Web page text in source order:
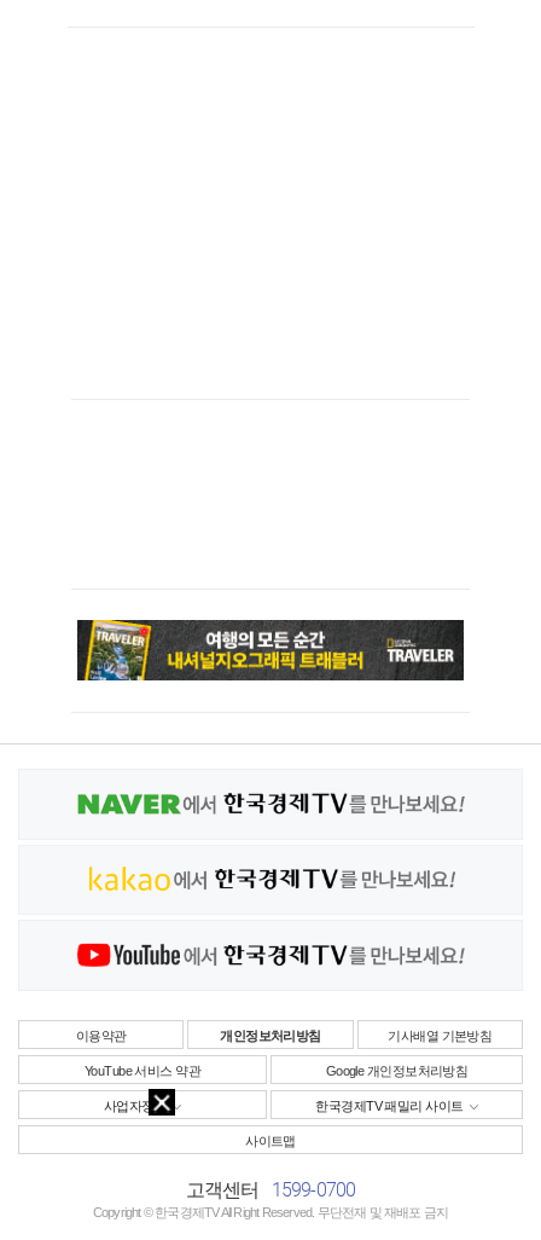
이용약관 개인정보처리방침 기사배열 기본방침
YouTube 서비스 약관 Google 개인정보처리방침
사업자정보 한국경제TV 패밀리 사이트
사이트맵
고객센터 1599-0700
Copyright © 한국경제TV All Right Reserved. 무단전재 및 재배포 금지